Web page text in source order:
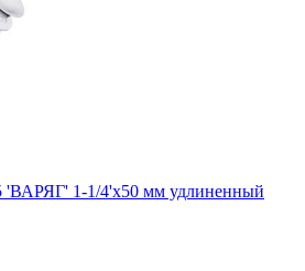
1-1/4'х50 мм удлиненный